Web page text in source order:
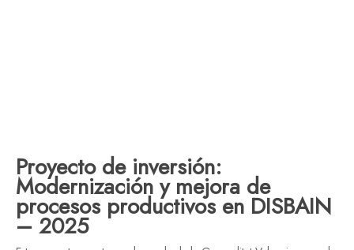
Proyecto de inversión:
Modernización y mejora de
procesos productivos en DISBAIN
– 2025